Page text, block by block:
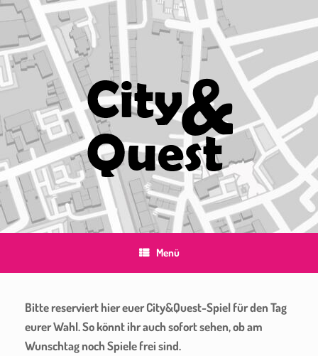
Zum
Inhalt
springen
Menü
Bitte reserviert hier euer City&Quest-Spiel für den Tag
eurer Wahl. So könnt ihr auch sofort sehen, ob am
Wunschtag noch Spiele frei sind.